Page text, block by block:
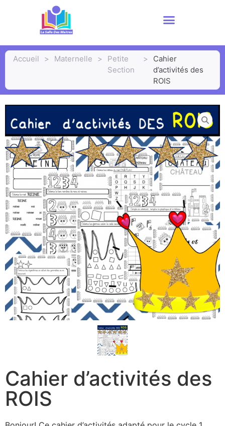
Accueil > Maternelle >
Petite
Section
>
Cahier
d’activités des
ROIS
Cahier d’activités des
ROIS